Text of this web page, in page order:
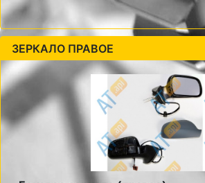
ЗЕРКАЛО ПРАВОЕ